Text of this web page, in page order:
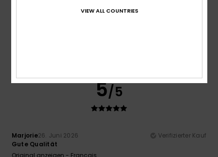
5/5
Marjorie26. Juni 2026
Verifizierter Kauf
Gute Qualität
Original anzeigen - Français
VIEW ALL COUNTRIES